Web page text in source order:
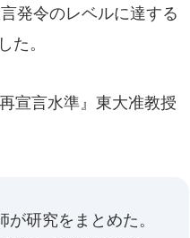
発令のレベルに達する
た。
宣言水準』東大准教授
研究をまとめた。